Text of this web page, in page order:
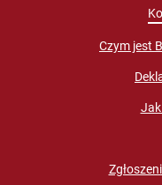
Czym jest